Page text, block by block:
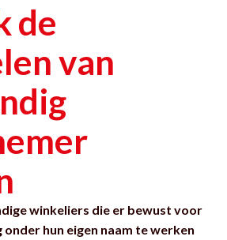
de
van
winkeliers die er bewust voor
hun eigen naam te werken